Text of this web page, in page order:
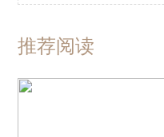
推荐阅读